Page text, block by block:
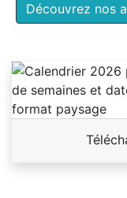
Découvrez nos